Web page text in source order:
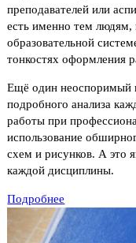
преподавателей или
есть именно тем людям,
образовательной
тонкостях оформления
Ещё один неоспоримый
подробного анализа
работы при
использование
схем и рисунков. А это
каждой дисциплины.
Подробнее